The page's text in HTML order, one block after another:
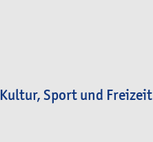
Kultur, Sport und Freizeit